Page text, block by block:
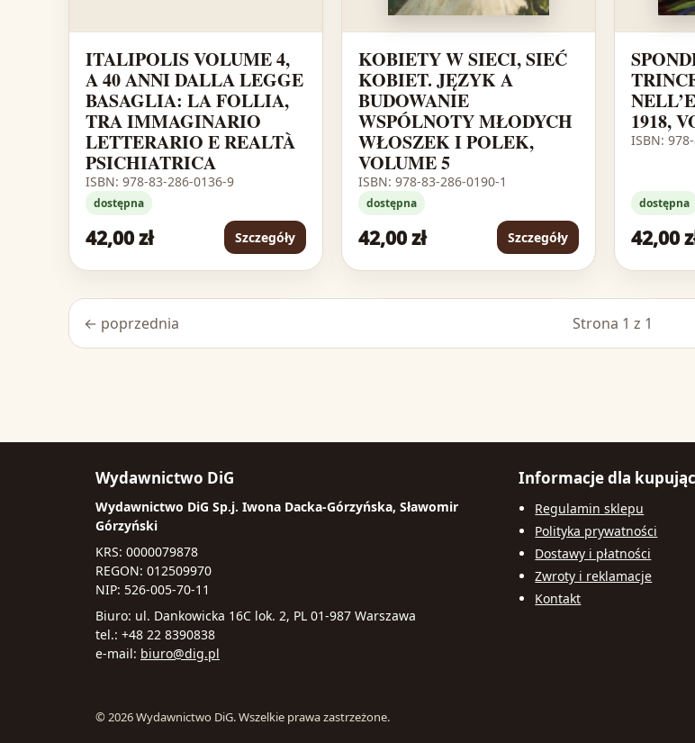
ITALIPOLIS VOLUME 4,
A 40 ANNI DALLA LEGGE
BASAGLIA: LA FOLLIA,
TRA IMMAGINARIO
LETTERARIO E REALTÀ
PSICHIATRICA
ISBN: 978-83-286-0136-9
dostępna
42,00 zł Szczegóły
KOBIETY W SIECI, SIEĆ
KOBIET. JĘZYK A
BUDOWANIE
WSPÓLNOTY MŁODYCH
WŁOSZEK I POLEK,
VOLUME 5
ISBN: 978-83-286-0190-1
dostępna
42,00 zł Szczegóły
1918,
ISBN:
dostępna
42,00
← poprzednia Strona 1 z 1
Wydawnictwo DiG
Wydawnictwo DiG Sp.j. Iwona Dacka-Górzyńska, Sławomir
Górzyński
KRS: 0000079878
REGON: 012509970
NIP: 526-005-70-11
Biuro: ul. Dankowicka 16C lok. 2, PL 01-987 Warszawa
tel.: +48 22 8390838
e-mail: biuro@dig.pl
Informacje dla
Regulamin sklepu
Polityka prywatności
Dostawy i płatności
Zwroty i reklamacje
Kontakt
© 2026 Wydawnictwo DiG. Wszelkie prawa zastrzeżone.